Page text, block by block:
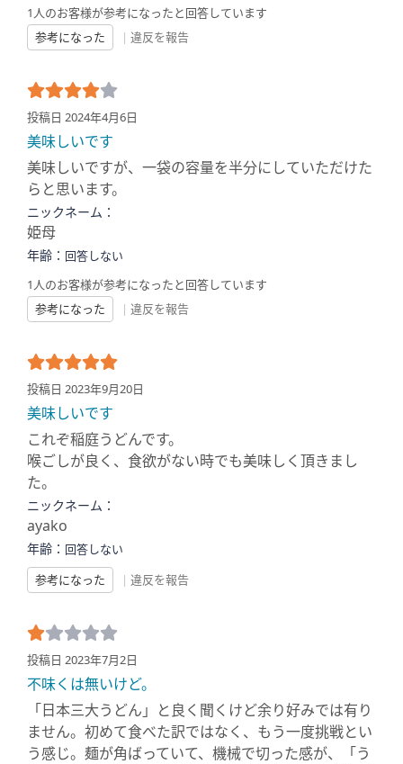
1人のお客様が参考になったと回答しています
参考になった
| 違反を報告
投稿日 2024年4月6日
美味しいです
美味しいですが、一袋の容量を半分にしていただけた
らと思います。
ニックネーム：
姫母
年齢： 回答しない
1人のお客様が参考になったと回答しています
参考になった
| 違反を報告
投稿日 2023年9月20日
美味しいです
これぞ稲庭うどんです。
喉ごしが良く、食欲がない時でも美味しく頂きまし
た。
ニックネーム：
ayako
年齢： 回答しない
参考になった
| 違反を報告
投稿日 2023年7月2日
不味くは無いけど。
「日本三大うどん」と良く聞くけど余り好みでは有り
ません。初めて食べた訳ではなく、もう一度挑戦とい
う感じ。麺が角ばっていて、機械で切った感が、「う